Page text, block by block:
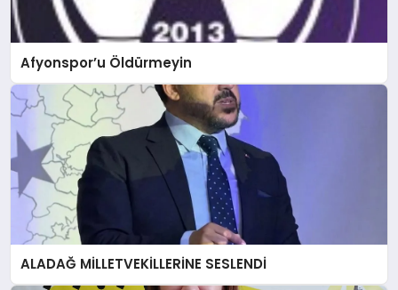
Afyonspor’u Öldürmeyin
ALADAĞ MİLLETVEKİLLERİNE SESLENDİ